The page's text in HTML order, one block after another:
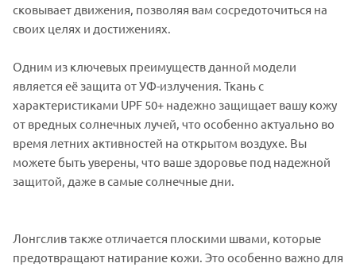
сковывает движения, позволяя вам сосредоточиться на
своих целях и достижениях.
Одним из ключевых преимуществ данной модели
является её защита от УФ-излучения. Ткань с
характеристиками UPF 50+ надежно защищает вашу кожу
от вредных солнечных лучей, что особенно актуально во
время летних активностей на открытом воздухе. Вы
можете быть уверены, что ваше здоровье под надежной
защитой, даже в самые солнечные дни.
Лонгслив также отличается плоскими швами, которые
предотвращают натирание кожи. Это особенно важно для